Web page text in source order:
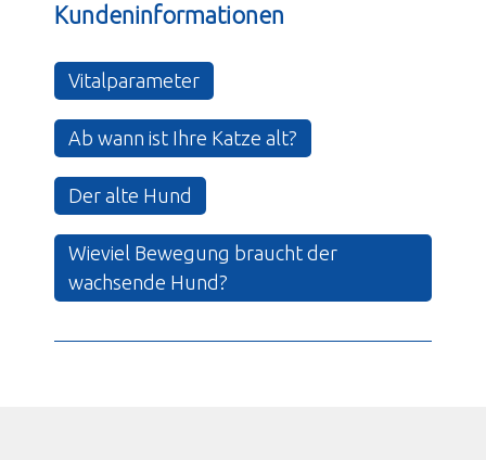
Kundeninformationen
Vitalparameter
Ab wann ist Ihre Katze alt?
Der alte Hund
Wieviel Bewegung braucht der
wachsende Hund?